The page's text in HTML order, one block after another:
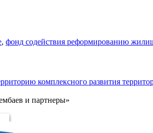
, фонд содействия реформированию
комплексного развития
и партнеры»